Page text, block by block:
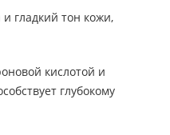
гладкий тон кожи,
кислотой и
глубокому